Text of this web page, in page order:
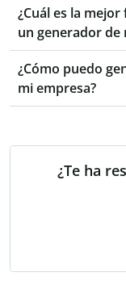
¿Cuál es la
un generador de
¿Cómo puedo
mi empresa?
¿Te ha